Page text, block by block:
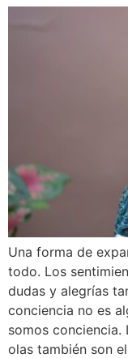
Una forma de
todo. Los
dudas y alegrías
conciencia no es
somos conciencia.
olas también son